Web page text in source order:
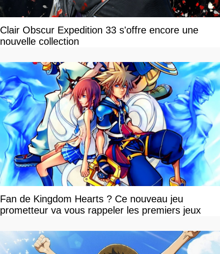
Clair Obscur Expedition 33 s'offre encore une
nouvelle collection
Fan de Kingdom Hearts ? Ce nouveau jeu
prometteur va vous rappeler les premiers jeux